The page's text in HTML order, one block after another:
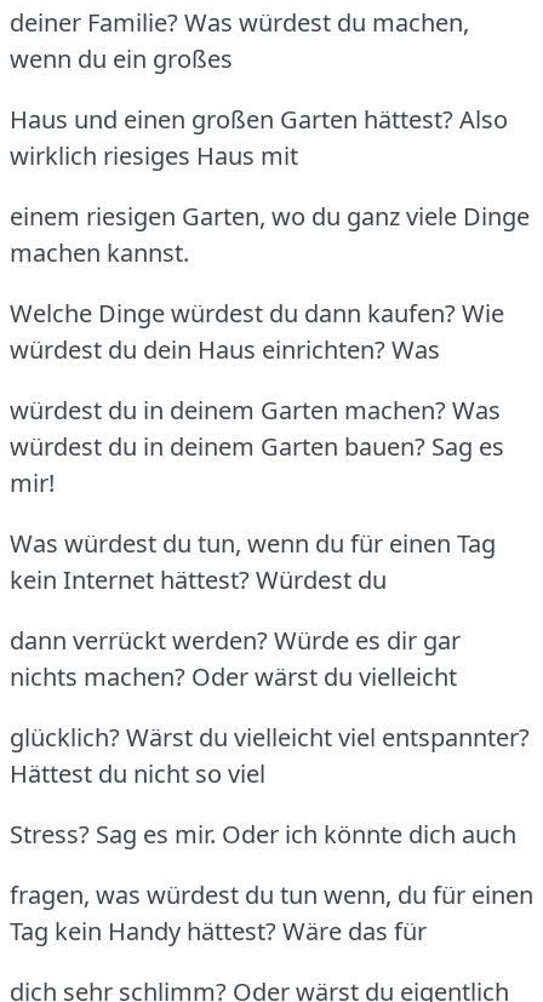
deiner Familie? Was würdest du machen,
wenn du ein großes
Haus und einen großen Garten hättest? Also
wirklich riesiges Haus mit
einem riesigen Garten, wo du ganz viele Dinge
machen kannst.
Welche Dinge würdest du dann kaufen? Wie
würdest du dein Haus einrichten? Was
würdest du in deinem Garten machen? Was
würdest du in deinem Garten bauen? Sag es
mir!
Was würdest du tun, wenn du für einen Tag
kein Internet hättest? Würdest du
dann verrückt werden? Würde es dir gar
nichts machen? Oder wärst du vielleicht
glücklich? Wärst du vielleicht viel entspannter?
Hättest du nicht so viel
Stress? Sag es mir. Oder ich könnte dich auch
fragen, was würdest du tun wenn, du für einen
Tag kein Handy hättest? Wäre das für
dich sehr schlimm? Oder wärst du eigentlich